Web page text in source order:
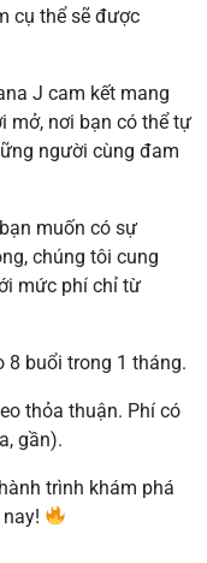
cụ thể sẽ được
J cam kết mang
mở, nơi bạn có thể tự
người cùng đam
muốn có sự
chúng tôi cung
mức phí chỉ từ
8 buổi trong 1 tháng.
thỏa thuận. Phí có
gần).
trình khám phá